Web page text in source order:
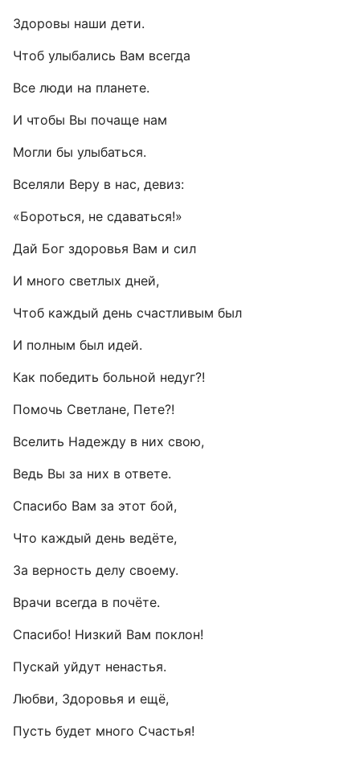
Здоровы наши дети.
Чтоб улыбались Вам всегда
Все люди на планете.
И чтобы Вы почаще нам
Могли бы улыбаться.
Вселяли Веру в нас, девиз:
«Бороться, не сдаваться!»
Дай Бог здоровья Вам и сил
И много светлых дней,
Чтоб каждый день счастливым был
И полным был идей.
Как победить больной недуг?!
Помочь Светлане, Пете?!
Вселить Надежду в них свою,
Ведь Вы за них в ответе.
Спасибо Вам за этот бой,
Что каждый день ведёте,
За верность делу своему.
Врачи всегда в почёте.
Спасибо! Низкий Вам поклон!
Пускай уйдут ненастья.
Любви, Здоровья и ещё,
Пусть будет много Счастья!